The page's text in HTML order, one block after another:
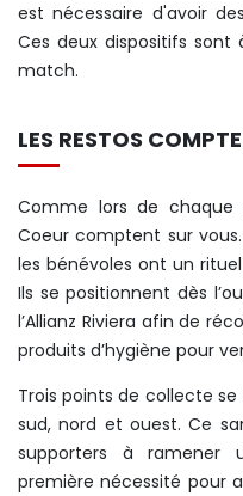
est nécessaire d'avoir
Ces deux dispositifs
match.
LES RESTOS
Comme lors de
Coeur comptent sur
les bénévoles ont un
Ils se positionnent dès
l’Allianz Riviera afin de
produits d’hygiène pour
Trois points de collecte
sud, nord et ouest. Ce
supporters à ramener
première nécessité pour